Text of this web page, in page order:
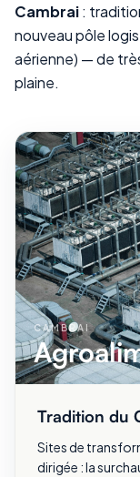
Cambrai:
nouveau pôle
aérienne) — de
plaine.
CAMBRAI
Tradition du
Sites de
dirigée : la